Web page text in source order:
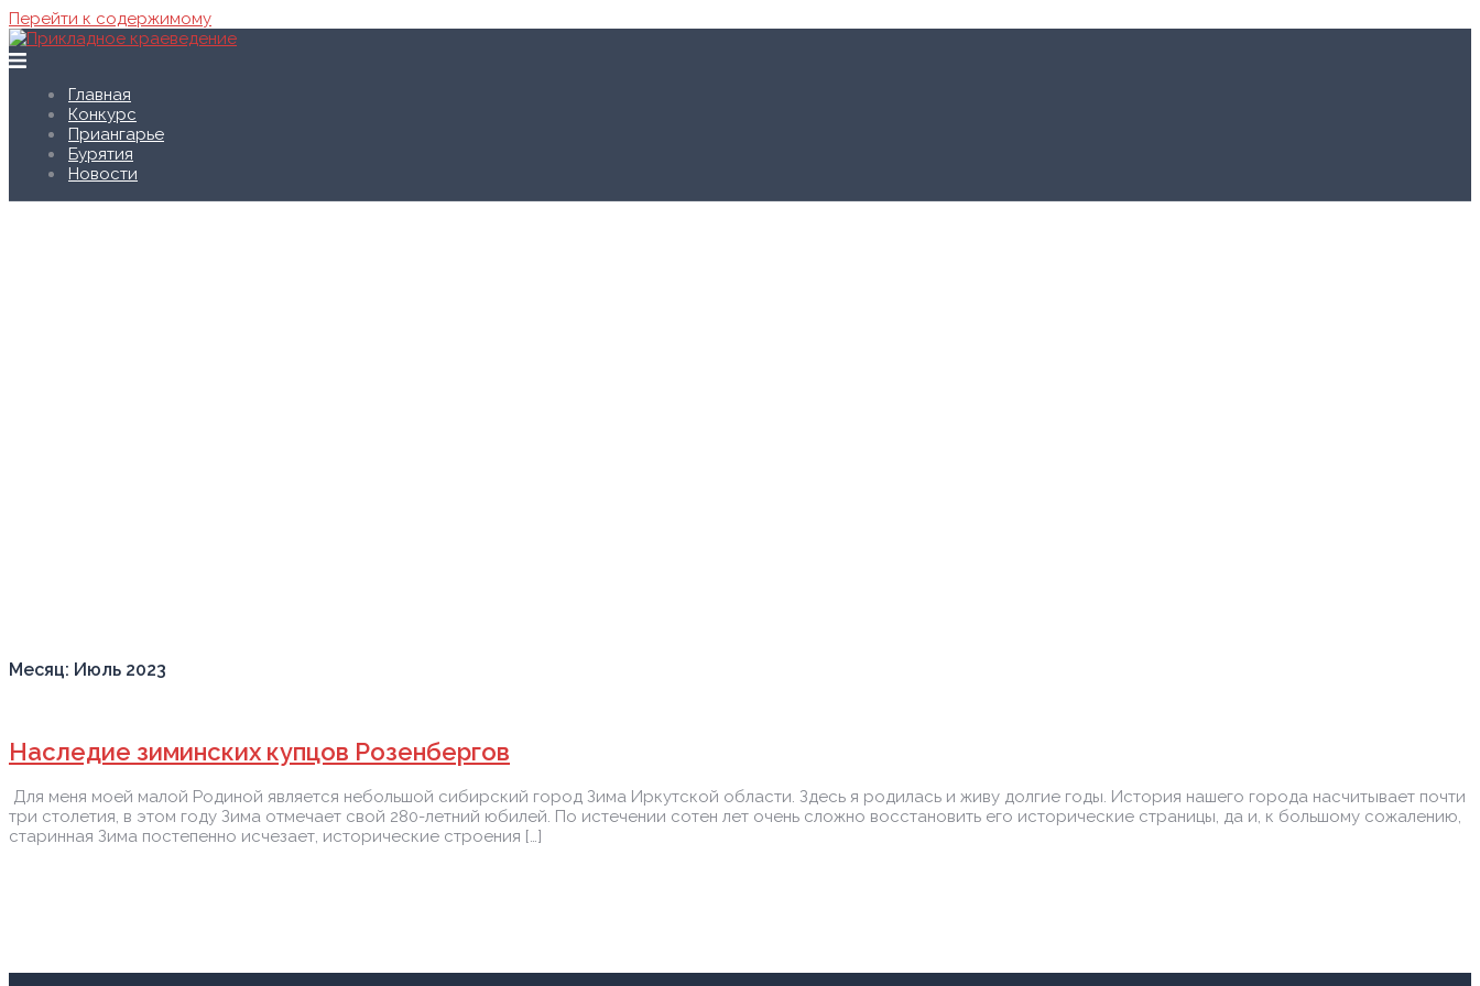
Перейти к содержимому
Главная
Конкурс
Приангарье
Бурятия
Новости
Месяц: Июль 2023
Наследие зиминских купцов Розенбергов
Для меня моей малой Родиной является небольшой сибирский город Зима Иркутской области. Здесь я родилась и живу долгие годы. История нашего города насчитывает почти
три столетия, в этом году Зима отмечает свой 280-летний юбилей. По истечении сотен лет очень сложно восстановить его исторические страницы, да и, к большому сожалению,
старинная Зима постепенно исчезает, исторические строения […]